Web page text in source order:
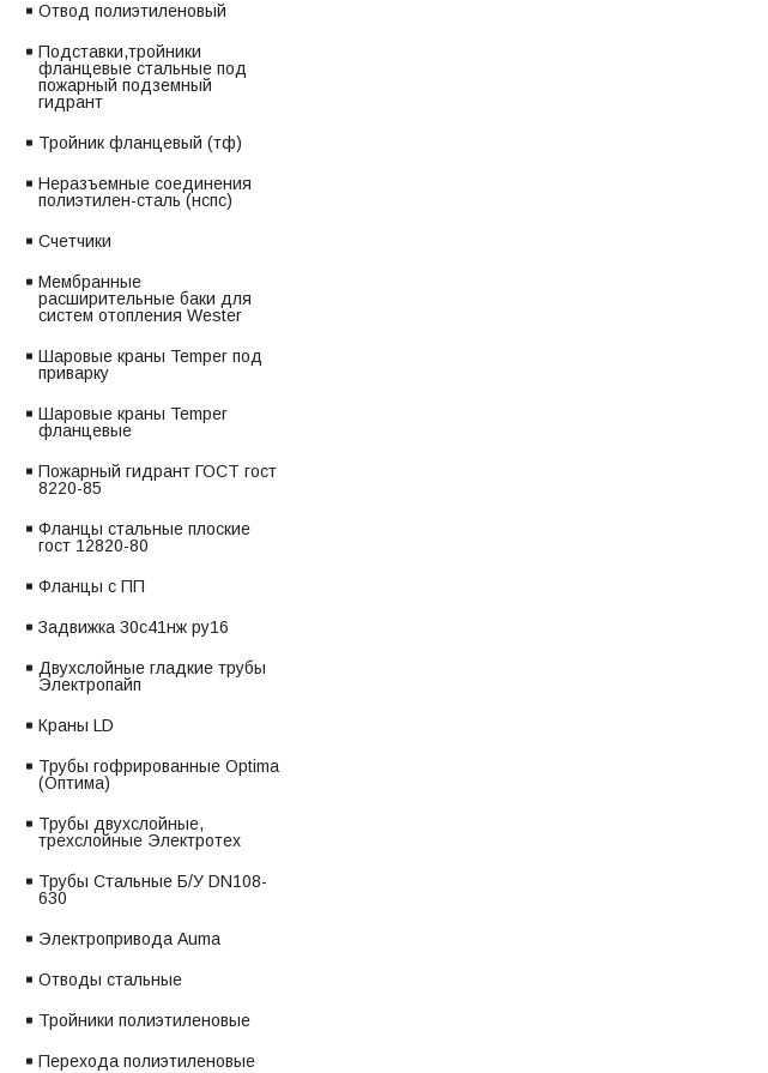
Отвод полиэтиленовый
Подставки,тройники
фланцевые стальные под
пожарный подземный
гидрант
Тройник фланцевый (тф)
Неразъемные соединения
полиэтилен-сталь (нспс)
Счетчики
Мембранные
расширительные баки для
систем отопления Wester
Шаровые краны Temper под
приварку
Шаровые краны Temper
фланцевые
Пожарный гидрант ГОСТ гост
8220-85
Фланцы стальные плоские
гост 12820-80
Фланцы с ПП
Задвижка 30с41нж ру16
Двухслойные гладкие трубы
Электропайп
Краны LD
Трубы гофрированные Optima
(Оптима)
Трубы двухслойные,
трехслойные Электротех
Трубы Стальные Б/У DN108-
630
Электропривода Auma
Отводы стальные
Тройники полиэтиленовые
Перехода полиэтиленовые